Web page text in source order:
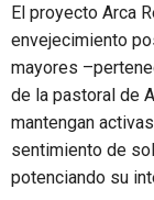
El proyecto Arca
envejecimiento
mayores
de la pastoral de
mantengan
sentimiento de
potenciando su